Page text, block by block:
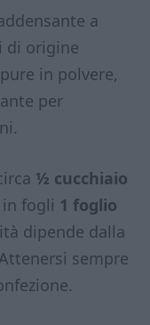
a
di origine
in polvere,
per
½ cucchiaio
fogli 1 foglio
dipende dalla
sempre